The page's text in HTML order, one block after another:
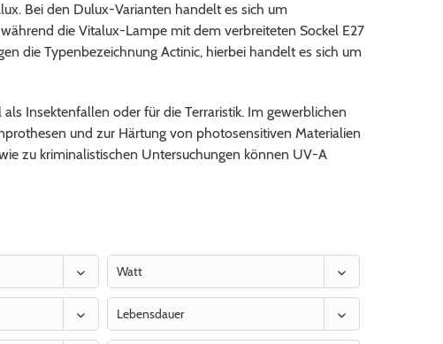
Bei den Dulux-Varianten handelt es sich um
die Vitalux-Lampe mit dem verbreiteten Sockel E27
die Typenbezeichnung Actinic, hierbei handelt es sich um
Insektenfallen oder für die Terraristik. Im gewerblichen
und zur Härtung von photosensitiven Materialien
zu kriminalistischen Untersuchungen können UV-A
€
Watt
von11 W bis300 W
Lebensdauer